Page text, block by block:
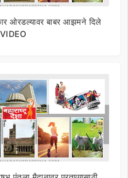
ओरडल्यावर बाबर आझमने दिले